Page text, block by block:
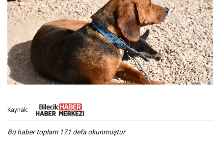
Kaynak:
Bu haber toplam 171 defa okunmuştur